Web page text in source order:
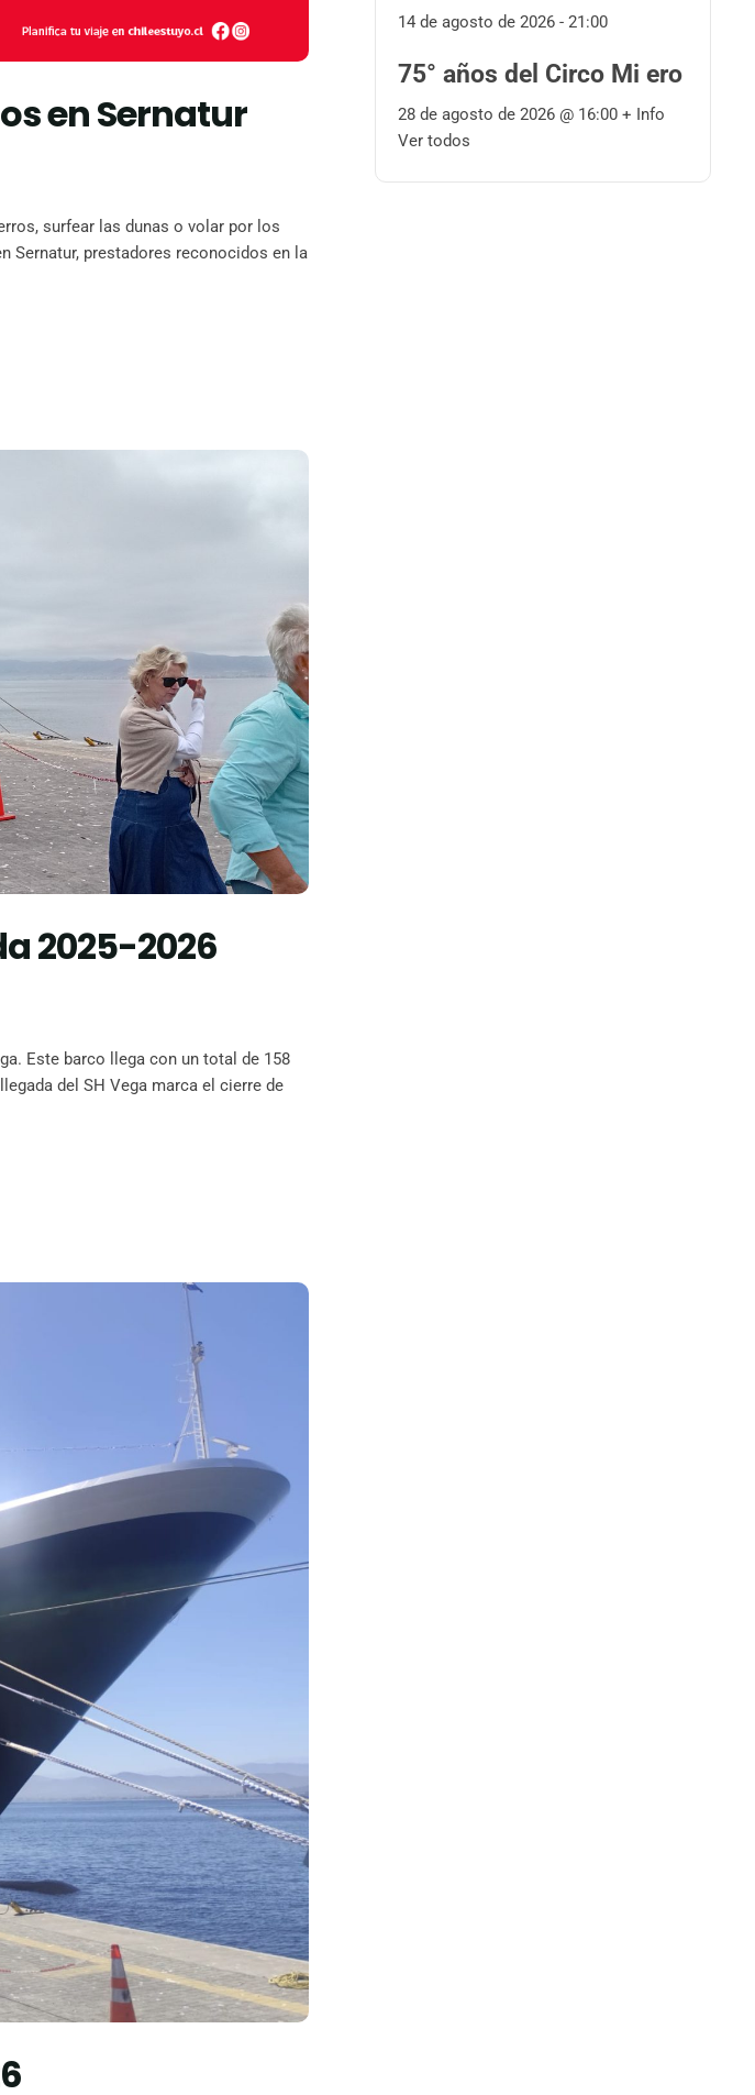
en Sernatur
surfear las dunas o volar por los
Sernatur, prestadores reconocidos en la
2025-2026
Este barco llega con un total de 158
del SH Vega marca el cierre de
14 de agosto de 2026 - 21:00
75° años del Circo Mi ero
28 de agosto de 2026 @ 16:00 + Info
Ver todos